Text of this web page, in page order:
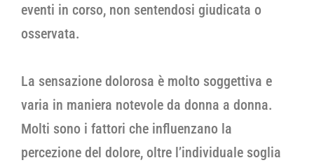
eventi in corso, non sentendosi giudicata o
osservata.
La sensazione dolorosa è molto soggettiva e
varia in maniera notevole da donna a donna.
Molti sono i fattori che influenzano la
percezione del dolore, oltre l’individuale soglia